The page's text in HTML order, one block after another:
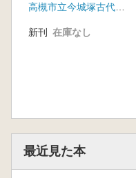
新刊 在庫なし
最近見た本